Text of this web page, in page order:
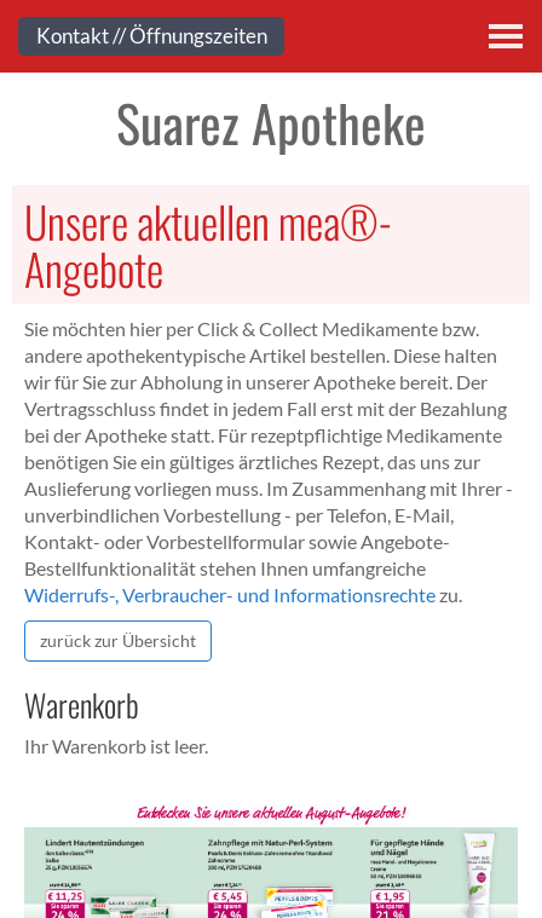
Kontakt
Suarez Apotheke
Unsere aktuellen mea®-
Angebote
Sie möchten hier per Click & Collect Medikamente bzw.
andere apothekentypische Artikel bestellen. Diese halten
wir für Sie zur Abholung in unserer Apotheke bereit. Der
Vertragsschluss findet in jedem Fall erst mit der Bezahlung
bei der Apotheke statt. Für rezeptpflichtige Medikamente
benötigen Sie ein gültiges ärztliches Rezept, das uns zur
Auslieferung vorliegen muss. Im Zusammenhang mit Ihrer -
unverbindlichen Vorbestellung - per Telefon, E-Mail,
Kontakt- oder Vorbestellformular sowie Angebote-
Bestellfunktionalität stehen Ihnen umfangreiche
Widerrufs-, Verbraucher- und Informationsrechtezu.
zurück zur Übersicht
Warenkorb
Ihr Warenkorb ist leer.
Kontakt // Öffnungszeiten